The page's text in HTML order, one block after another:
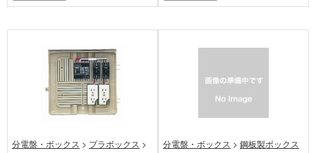
分電盤・ボックス > プラボックス >
分電盤・ボックス > 鋼板製ボックス